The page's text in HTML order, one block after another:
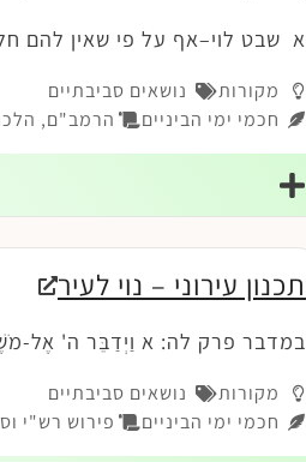
א שבט לוי–אף על פי שאין להם
מקורות
נושאים סביבתיים
חכמי ימי הביניים
הרמב"ם,
תכנון עירוני – נוי לעיר
במדבר פרק לה: א וַיְדַבֵּר ה' אֶל-
מקורות
נושאים סביבתיים
חכמי ימי הביניים
פירוש רש"י